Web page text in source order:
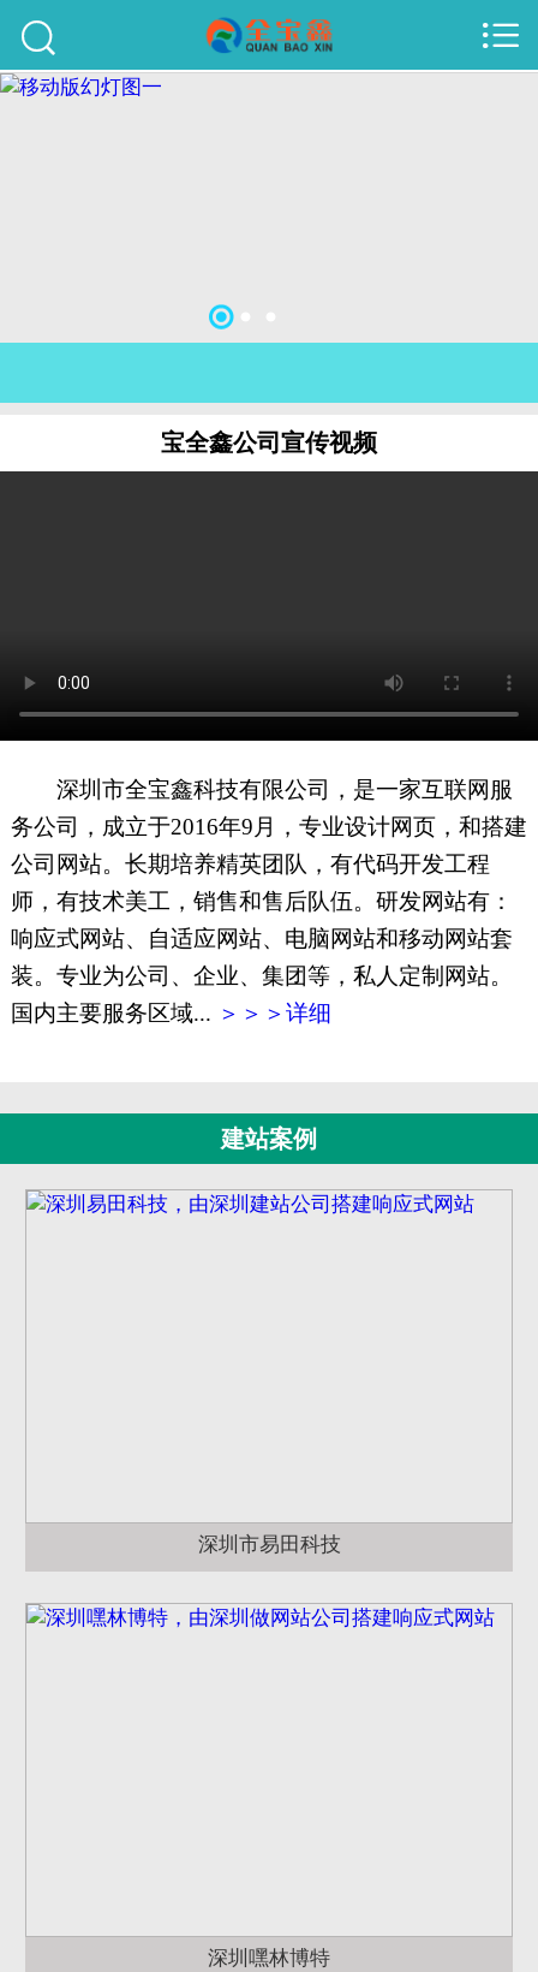
关于我们
联系我们
51La
XML地图


宝全鑫公司宣传视频
深圳市全宝鑫科技有限公司，是一家互联网服
务公司，成立于2016年9月，专业设计网页，和搭建
公司网站。长期培养精英团队，有代码开发工程
师，有技术美工，销售和售后队伍。研发网站有：
响应式网站、自适应网站、电脑网站和移动网站套
装。专业为公司、企业、集团等，私人定制网站。
国内主要服务区域... ＞＞＞详细
建站案例
深圳市易田科技
深圳嘿林博特